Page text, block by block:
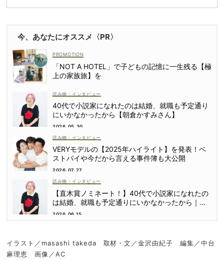
今、あなたにオススメ〈PR〉
「NOT A HOTEL」で子どもの記憶に一生残る【極
上の家族旅】を
読み物・インタビュー
40代で小説家になれたのは結婚、就職も予定通り
にいかなかったから【朝倉かすみさん】
2026.05.30
読み物・インタビュー
VERYモデルの【2025年ハイライト】を発表！ベ
ストバイや今だから言える事件簿も大公開
2026.07.27
読み物・インタビュー
【直木賞ノミネート！】40代で小説家になれたの
は結婚、就職も予定通りにいかなかったから｜朝
倉かすみさん
2026.06.15
イラスト／masashi takeda 取材・文／金沢由紀子 編集／中台
麻理恵 画像／AC